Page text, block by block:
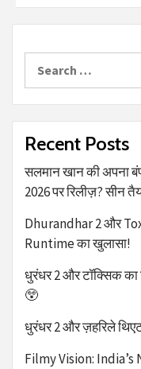
Recent Posts
सलमान खान की अपना
2026 पर रिलीज़? सीन
Dhurandhar 2 और
Runtime का खुलासा!
धुरंधर 2 और टॉक्सिक
😲
धुरंधर 2 और ज़हरिले
Filmy Vision: